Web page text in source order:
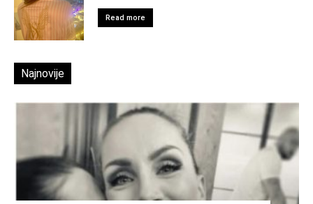
Read more
Najnovije